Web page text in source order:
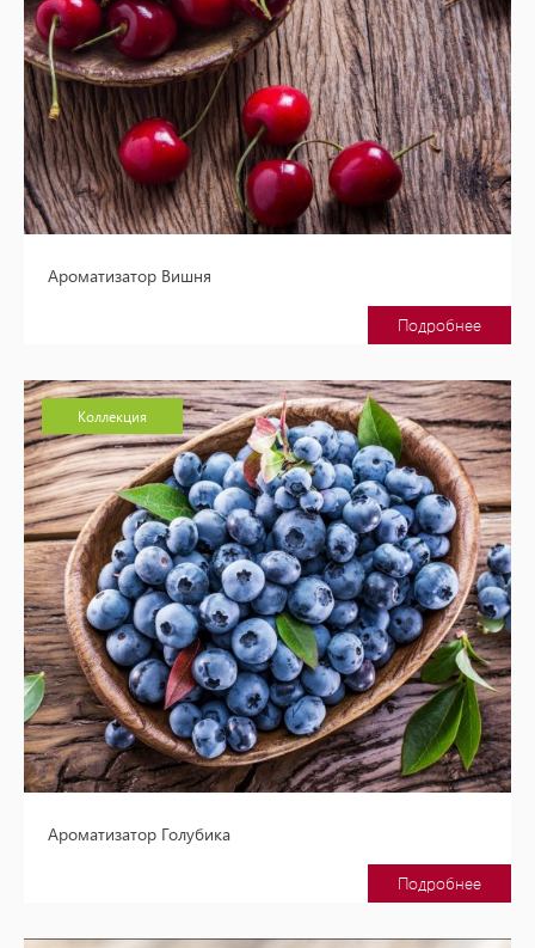
Ароматизатор Вишня
Подробнее
Коллекция
Ароматизатор Голубика
Подробнее